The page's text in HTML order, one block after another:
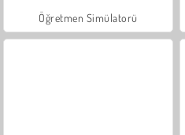
Öğretmen Simülatorü